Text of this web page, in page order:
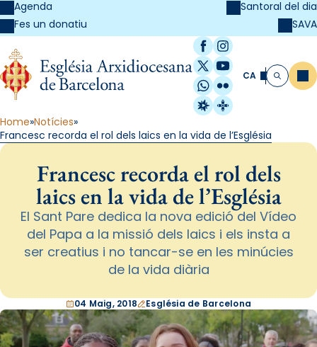
Agenda
Fes un donatiu
Santoral del dia
SAVA
Facebook
Instagram
X / Twitter
YouTube
WhatsApp
Flickr
Radio Estel
Catalunya
CA Cerca
Home Notícies
Francesc recorda el rol dels laics en la vida de l’Església
Francesc recorda el rol dels
laics en la vida de l’Església
El Sant Pare dedica la nova edició del Vídeo
del Papa a la missió dels laics i els insta a
ser creatius i no tancar-se en les minúcies
de la vida diària
04 Maig, 2018 Església de Barcelona